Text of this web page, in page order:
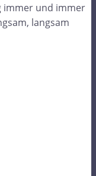
immer und immer
langsam